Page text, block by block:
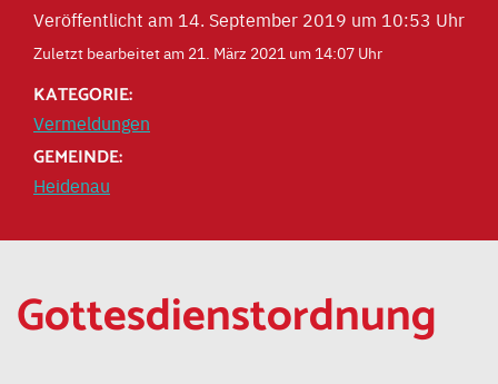
Veröffentlicht am 14. September 2019 um 10:53 Uhr
Zuletzt bearbeitet am 21. März 2021 um 14:07 Uhr
KATEGORIE:
Vermeldungen
GEMEINDE:
Heidenau
Gottesdienstordnung